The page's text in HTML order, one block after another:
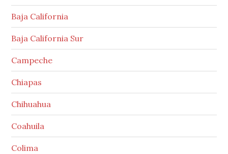
Baja California
Baja California Sur
Campeche
Chiapas
Chihuahua
Coahuila
Colima